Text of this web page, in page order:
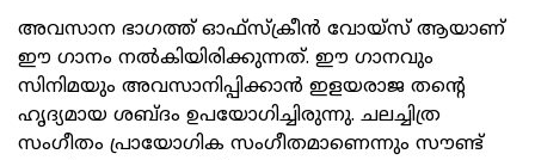
അവസാന ഭാഗത്ത് ഓഫ്‌സ്‌ക്രീൻ വോയ്‌സ് ആയാണ്
ഈ ഗാനം നൽകിയിരിക്കുന്നത്. ഈ ഗാനവും
സിനിമയും അവസാനിപ്പിക്കാൻ ഇളയരാജ തന്റെ
ഹൃദ്യമായ ശബ്ദം ഉപയോഗിച്ചിരുന്നു. ചലച്ചിത്ര
സംഗീതം പ്രായോഗിക സംഗീതമാണെന്നും സൗണ്ട്